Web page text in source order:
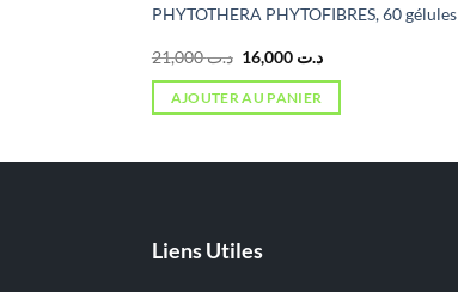
PHYTOTHERA PHYTOFIBRES, 60 gélules
د.ت21,000
Le
prix
initial
était :
د.تLe
actuel
AJOUTER AU PANIER
Liens Utiles